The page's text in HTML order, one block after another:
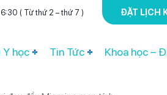
( Từ thứ 2 – thứ 7 ) ĐẶT LỊCH
Y học Tin Tức Khoa học –